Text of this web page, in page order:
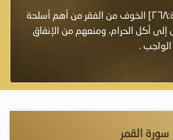
﴿الشيطان يعِدُكم الفقر﴾[البقرة:٢٦٨] الخوف من الفقر من أهم أسلحة
إلى أكل الحرام، ومنعهم من الإنفاق
الواجب .
سورة القمر